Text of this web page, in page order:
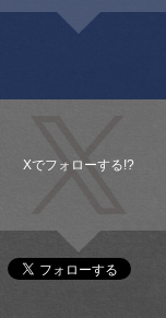
Xでフォローする!?